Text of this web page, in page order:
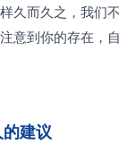
久而久之，我们
意到你的存在，
建议